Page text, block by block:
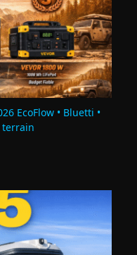
EcoFlow • Bluetti •
terrain